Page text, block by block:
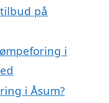
på
i
i Åsum?